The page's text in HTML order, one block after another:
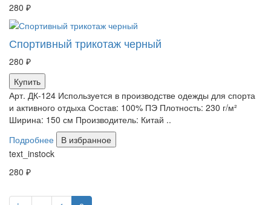
280 ₽
Спортивный трикотаж черный
280 ₽
Купить
Арт. ДК-124 Используется в производстве одежды для спорта
и активного отдыха Состав: 100% ПЭ Плотность: 230 г/м²
Ширина: 150 см Производитель: Китай ..
Подробнее
В избранное
text_instock
280 ₽